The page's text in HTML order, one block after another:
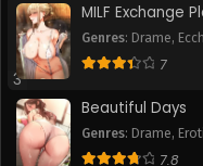
October 17, 2025
Chapitre 24
October 17, 2025
Chapitre 22
October 17, 2025
3
MILF Exchange
Genres: Drame,
Webtoon
7
Beautiful Days
Genres: Drame,
7.8